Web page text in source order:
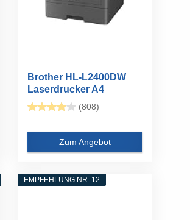
Brother HL-L2400DW
Laserdrucker A4
Schwarz-Weiß
(808)
Zum Angebot
EMPFEHLUNG NR. 12